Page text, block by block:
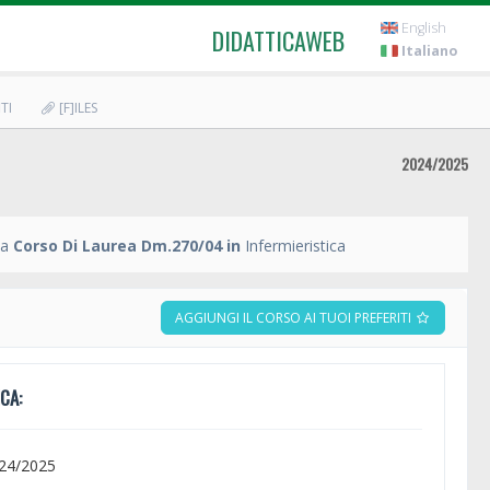
DIDATTICAWEB
English
Italiano
[F]ILES
2024/2025
Corso Di Laurea Dm.270/04 in Infermieristica
AGGIUNGI IL CORSO AI TUOI PREFERITI
2025